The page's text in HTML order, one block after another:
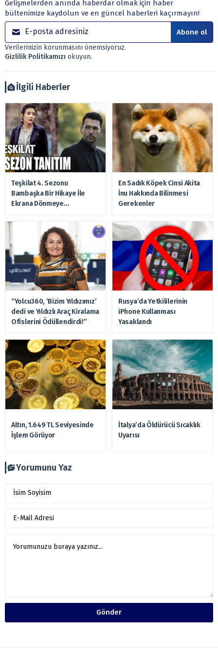
kurumlar, mevduat kabul etmeyen bankalar, portföy
yönetim şirketleri ile müşteri arasında imzalanacak
sözleşme çerçevesinde sunulmaktadır.
Sitemizde bulunan bilgiler ve görüşler, sizin mali
durumunuz, risk – getiri beklentileriniz ile uyuşmayabilir.
Ayrıca burada yer alan bilgilere dayanarak, yatırım kararı
zararlardan, arztakvimi.com.tr sorumlu tutulamaz.
Gelişmelerden anında haberdar olmak için haber
bültenimize kaydolun ve en güncel haberleri kaçırmayın!
Abone ol
Verilerinizin korunmasını önemsiyoruz.
Gizlilik Politikamızı okuyun.
İlgili Haberler
Teşkilat 4. Sezonu
Bambaşka Bir Hikaye İle
Ekrana Dönmeye
En Sadık Köpek Cinsi Akita
İnu Hakkında Bilinmesi
Gerekenler
“Yolcu360, ‘Bizim Yıldızımız’
dedi ve Yıldızlı Araç Kiralama
Ofislerini Ödüllendirdi!”
Rusya’da Yetkililerinin
iPhone Kullanması
Yasaklandı
Altın, 1.649 TL Seviyesinde
İşlem Görüyor
İtalya’da Öldürücü Sıcaklık
Uyarısı
Yorumunu Yaz
Gönder